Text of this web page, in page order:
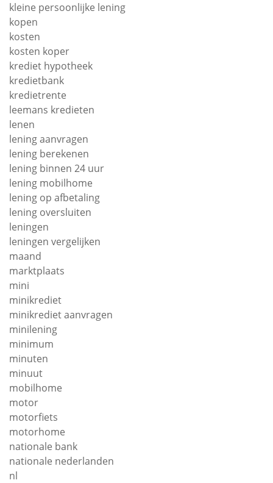
kleine persoonlijke lening
kopen
kosten
kosten koper
krediet hypotheek
kredietbank
kredietrente
leemans kredieten
lenen
lening aanvragen
lening berekenen
lening binnen 24 uur
lening mobilhome
lening op afbetaling
lening oversluiten
leningen
leningen vergelijken
maand
marktplaats
mini
minikrediet
minikrediet aanvragen
minilening
minimum
minuten
minuut
mobilhome
motor
motorfiets
motorhome
nationale bank
nationale nederlanden
nl